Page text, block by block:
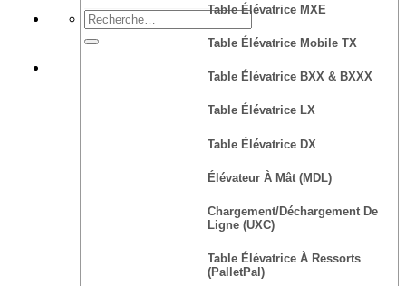
Table Élévatrice MXE
Table Élévatrice Mobile TX
Table Élévatrice BXX & BXXX
Table Élévatrice LX
Table Élévatrice DX
Élévateur À Mât (MDL)
Chargement/déchargement De
Ligne (UXC)
Table Élévatrice À Ressorts
(PalletPal)